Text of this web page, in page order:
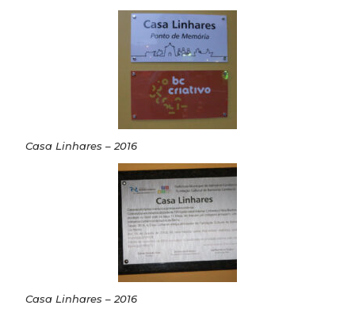
Casa Linhares – 2016
Casa Linhares – 2016